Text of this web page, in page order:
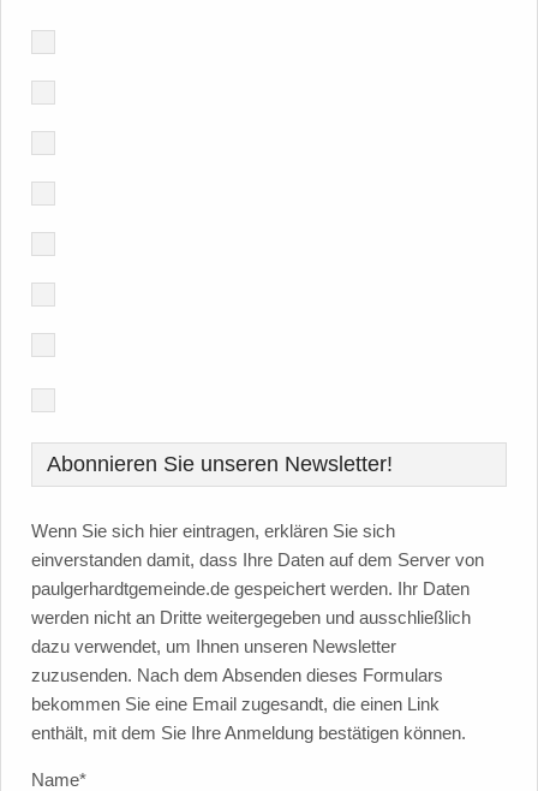
Abonnieren Sie unseren Newsletter!
Wenn Sie sich hier eintragen, erklären Sie sich
einverstanden damit, dass Ihre Daten auf dem Server von
paulgerhardtgemeinde.de gespeichert werden. Ihr Daten
werden nicht an Dritte weitergegeben und ausschließlich
dazu verwendet, um Ihnen unseren Newsletter
zuzusenden. Nach dem Absenden dieses Formulars
bekommen Sie eine Email zugesandt, die einen Link
enthält, mit dem Sie Ihre Anmeldung bestätigen können.
Name*